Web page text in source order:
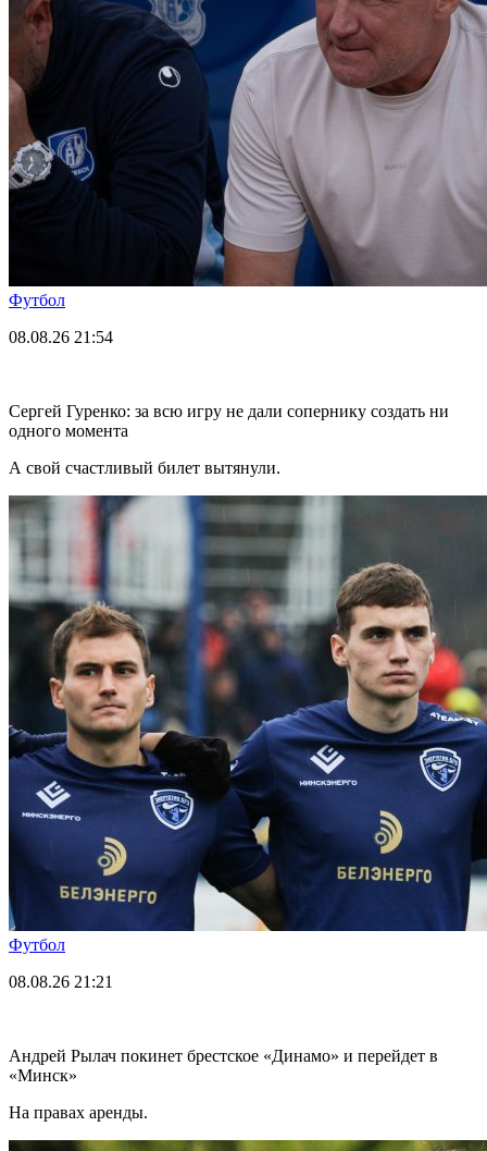
Футбол
08.08.26 21:54
Сергей Гуренко: за всю игру не дали сопернику создать ни
одного момента
А свой счастливый билет вытянули.
Футбол
08.08.26 21:21
Андрей Рылач покинет брестское «Динамо» и перейдет в
«Минск»
На правах аренды.